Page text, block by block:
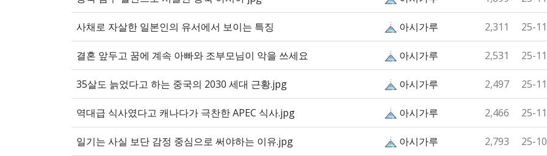
사채로 자살한 일본인의 유서에서 보이는 특징 아시가루 2,311 25-
결혼 앞두고 꿈에 계속 아빠와 조부모님이 악을 쓰세요 아시가루 2,531 25-
35살도 늙었다고 하는 중국의 2030 세대 근황.jpg 아시가루 2,497 25-
역대급 식사였다고 캐나다가 극찬한 APEC 식사.jpg 아시가루 2,466 25-
일기는 사실 보단 감정 중심으로 써야하는 이유.jpg 아시가루 2,793 25-